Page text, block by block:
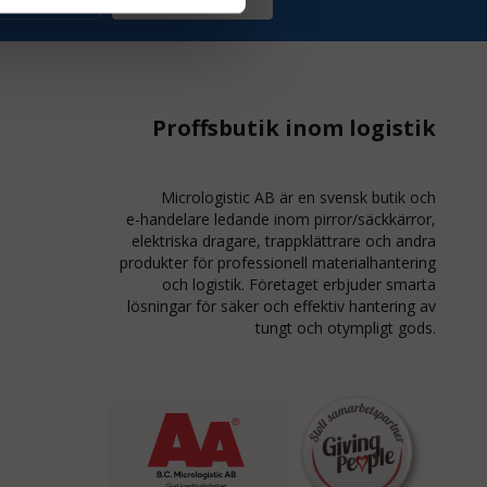
Proffsbutik inom logistik
Micrologistic AB är en svensk butik och
e-handelare ledande inom pirror/säckkärror,
elektriska dragare, trappklättrare och andra
produkter för professionell materialhantering
och logistik. Företaget erbjuder smarta
lösningar för säker och effektiv hantering av
tungt och otympligt gods.